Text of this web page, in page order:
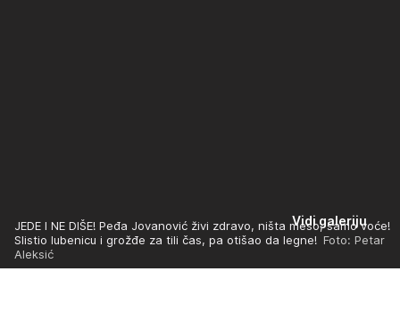
Vidi galeriju
JEDE I NE DIŠE! Peđa Jovanović živi zdravo, ništa meso, samo voće!
Slistio lubenicu i grožđe za tili čas, pa otišao da legne! Foto: Petar
Aleksić